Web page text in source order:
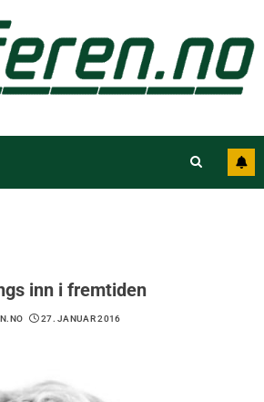
inn i fremtiden
27. JANUAR 2016